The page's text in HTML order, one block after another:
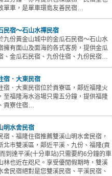
單車，是單車環島友善民宿…
民宿～石山水禪民宿
九份黃金山城中的金瓜石民宿～石山水
擁有面山及面海的各式客房，提供金瓜
、金瓜石民宿、九份住宿、九份民宿…
宿．大東民宿
宿．大東民宿位於貢寮區，鄰近福隆火
至福隆海水浴場只需五分鐘，提供福隆
貢寮住宿…
明水舍民宿
宿、福隆住宿推薦雙溪山明水舍民宿，
北市雙溪區，鄰近平溪、九份、福隆(貢
到達平溪(十分車站)只需要約6分鐘的車
林也近在咫尺。享受優閒假期時，雙溪
舍民宿絕對是您雙溪民宿、平溪民宿、